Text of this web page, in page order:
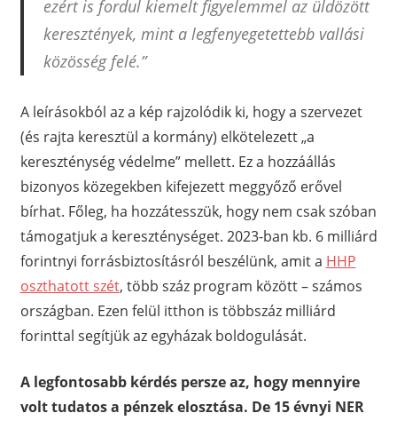
ezért is fordul kiemelt figyelemmel az üldözött
keresztények, mint a legfenyegetettebb vallási
közösség felé.”
A leírásokból az a kép rajzolódik ki, hogy a szervezet
(és rajta keresztül a kormány) elkötelezett „a
kereszténység védelme” mellett. Ez a hozzáállás
bizonyos közegekben kifejezett meggyőző erővel
bírhat. Főleg, ha hozzátesszük, hogy nem csak szóban
támogatjuk a kereszténységet. 2023-ban kb. 6 milliárd
forintnyi forrásbiztosításról beszélünk, amit a HHP
oszthatott szét, több száz program között – számos
országban. Ezen felül itthon is többszáz milliárd
forinttal segítjük az egyházak boldogulását.
A legfontosabb kérdés persze az, hogy mennyire
volt tudatos a pénzek elosztása. De 15 évnyi NER